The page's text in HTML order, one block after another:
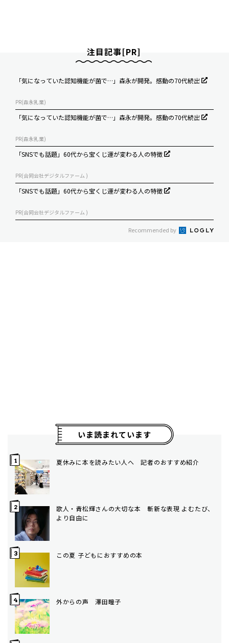
注目記事[PR]
「気になっていた認知機能が菌で…」森永が開発。感動の70代続出
PR(森永乳業)
「気になっていた認知機能が菌で…」森永が開発。感動の70代続出
PR(森永乳業)
「SNSでも話題」60代から宝くじ運が変わる人の特徴
PR(合同会社デジタルファーム )
「SNSでも話題」60代から宝くじ運が変わる人の特徴
PR(合同会社デジタルファーム )
Recommended by
いま読まれています
夏休みに本を読みたい人へ 記者のおすすめ紹介
歌人・青松輝さんの大切な本 斬新な表現 よむたび、
より自由に
この夏 子どもにおすすめの本
外からの声 澤田瞳子